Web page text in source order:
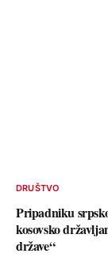
DRUŠTVO
Pripadniku
kosovsko
države“